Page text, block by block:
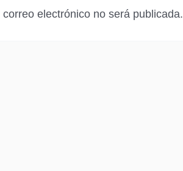
electrónico no será publicada.